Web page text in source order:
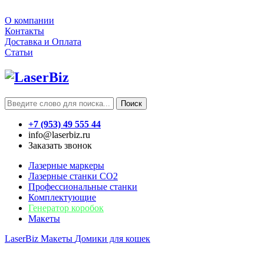
О компании
Контакты
Доставка и Оплата
Статьи
Поиск
+7 (953) 49 555 44
info@laserbiz.ru
Заказать звонок
Лазерные маркеры
Лазерные станки CO2
Профессиональные станки
Комплектующие
Генератор коробок
Макеты
LaserBiz Макеты Домики для кошек